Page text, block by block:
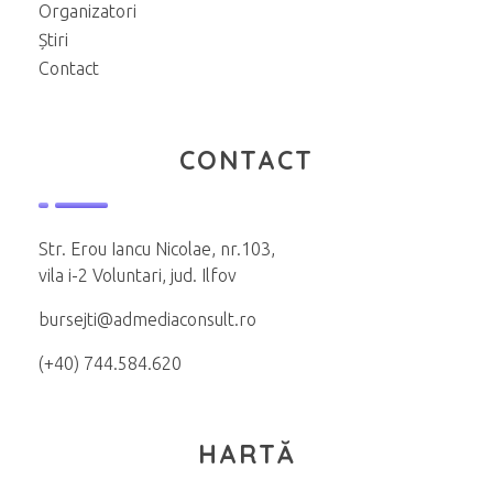
Organizatori
Știri
Contact
CONTACT
Str. Erou Iancu Nicolae, nr.103,
vila i-2 Voluntari, jud. Ilfov
bursejti@admediaconsult.ro
(+40) 744.584.620
HARTĂ